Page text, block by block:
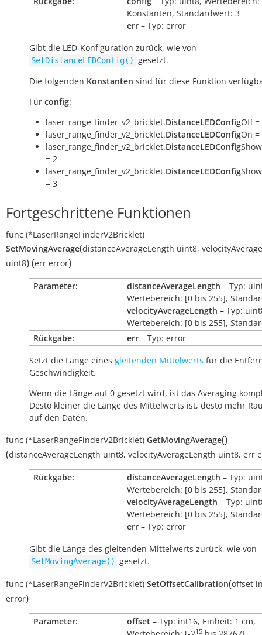
Konstanten, Standardwert: 3
err – Typ: error
Gibt die LED-Konfiguration zurück, wie von
SetDistanceLEDConfig() gesetzt.
Die folgenden Konstanten sind für diese Funktion
Für config:
laser_range_finder_v2_bricklet.DistanceLEDConfigOff =
laser_range_finder_v2_bricklet.DistanceLEDConfigOn =
laser_range_finder_v2_bricklet.DistanceLEDConfig
= 2
laser_range_finder_v2_bricklet.DistanceLEDConfig
= 3
Fortgeschrittene Funktionen
func (*LaserRangeFinderV2Bricklet)
SetMovingAverage(distanceAverageLength uint8,
uint8)(err error)
Parameter: distanceAverageLength – Typ:
Wertebereich: [0 bis 255],
velocityAverageLength – Typ:
Wertebereich: [0 bis 255],
Rückgabe:
err – Typ: error
Setzt die Länge eines gleitenden Mittelwerts für die
Geschwindigkeit.
Wenn die Länge auf 0 gesetzt wird, ist das Averaging
Desto kleiner die Länge des Mittelwerts ist, desto mehr
auf den Daten.
func (*LaserRangeFinderV2Bricklet) GetMovingAverage()
(distanceAverageLength uint8, velocityAverageLength uint8, err
Rückgabe: distanceAverageLength – Typ:
Wertebereich: [0 bis 255],
velocityAverageLength – Typ:
Wertebereich: [0 bis 255],
err – Typ: error
Gibt die Länge des gleitenden Mittelwerts zurück, wie von
SetMovingAverage() gesetzt.
func (*LaserRangeFinderV2Bricklet) SetOffsetCalibration(offset
error)
Parameter: offset – Typ: int16, Einheit: 1 cm,
15